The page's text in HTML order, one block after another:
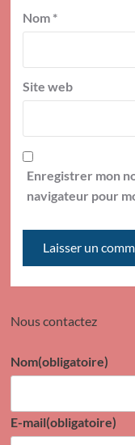
Nom *
Site web
Enregistrer mon
navigateur pour
Nous contactez
Nom(obligatoire)
E-mail(obligatoire)